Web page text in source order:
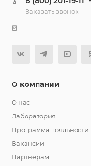
Заказать звонок
О компании
О нас
Лаборатория
Программа лояльности
Вакансии
Партнерам